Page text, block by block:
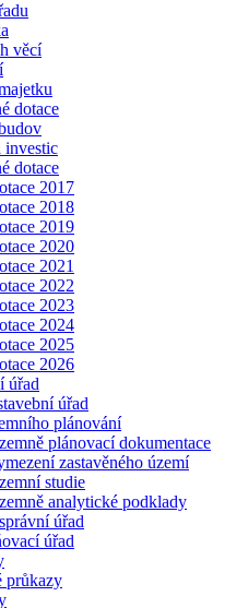
věcí
dotace
investic
dotace
2017
2018
2019
2020
2021
2022
2023
2024
2025
2026
úřad
úřad
plánování
plánovací dokumentace
zastavěného území
studie
analytické podklady
úřad
úřad
průkazy